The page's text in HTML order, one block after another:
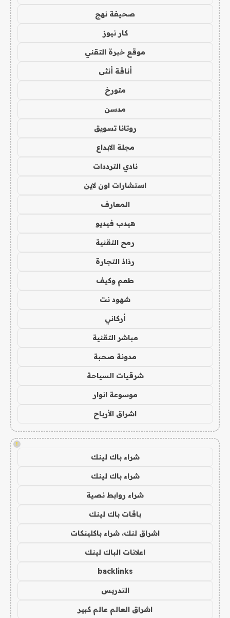
صحيفة نهج
كار نيوز
موقع خبرة التقني
أناقة أنثى
متورخ
مدسن
روتانا تسويق
مجلة الابداع
نادي الترددات
استشارات اون لاين
المعارف
هيدب فيديو
رمح التقنية
رذاذ التجارة
طعم وكيف
شهود نت
أركاني
مباشر التقنية
مدونة صحبة
شرقيات السياحة
موسوعة انوار
اشراق الأرباح
!
شراء باك لينك
شراء باك لينك
شراء روابط نصية
باقات باك لينك
اشراق لنك، شراء باكلينكات
اعلانات الباك لينك
backlinks
التدريس
اشراق العالم عالم كبير